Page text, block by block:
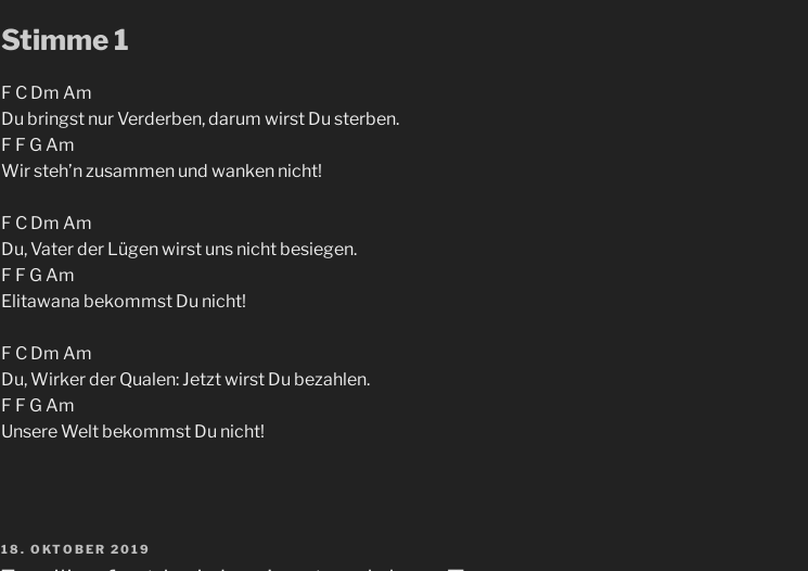
Stimme 1
F C Dm Am
Du bringst nur Verderben, darum wirst Du sterben.
F F G Am
Wir steh’n zusammen und wanken nicht!
F C Dm Am
Du, Vater der Lügen wirst uns nicht besiegen.
F F G Am
Elitawana bekommst Du nicht!
F C Dm Am
Du, Wirker der Qualen: Jetzt wirst Du bezahlen.
F F G Am
Unsere Welt bekommst Du nicht!
VERÖFFENTLICHT
AM
18. OKTOBER 2019